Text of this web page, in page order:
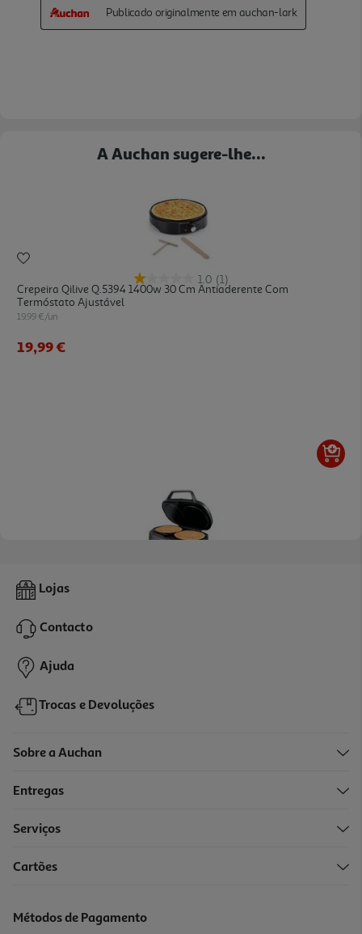
A Auchan sugere-lhe...
1.0 (1)
Crepeira Qilive Q.5394 1400w 30 Cm Antiaderente Com
Termóstato Ajustável
19.99 €/un
19,99 €
Máquina De Panquecas E Snacks Flama 4902fl 1300w
37,99 €
Lojas
Contacto
Ajuda
Trocas e Devoluções
Sobre a Auchan
Entregas
Serviços
Cartões
Métodos de Pagamento